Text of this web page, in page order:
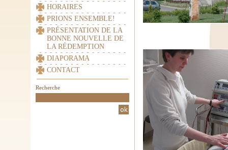
HORAIRES
PRIONS ENSEMBLE!
PRÉSENTATION DE LA
BONNE NOUVELLE DE
LA RÉDEMPTION
DIAPORAMA
CONTACT
Recherche